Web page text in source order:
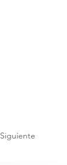
Siguiente